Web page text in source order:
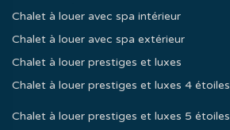
Chalet à louer avec spa intérieur
Chalet à louer avec spa extérieur
Chalet à louer prestiges et luxes
Chalet à louer prestiges et luxes 4 étoiles
Chalet à louer prestiges et luxes 5 étoiles